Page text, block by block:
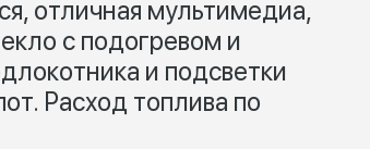
отличная мультимедиа,
с подогревом и
и подсветки
Расход топлива по